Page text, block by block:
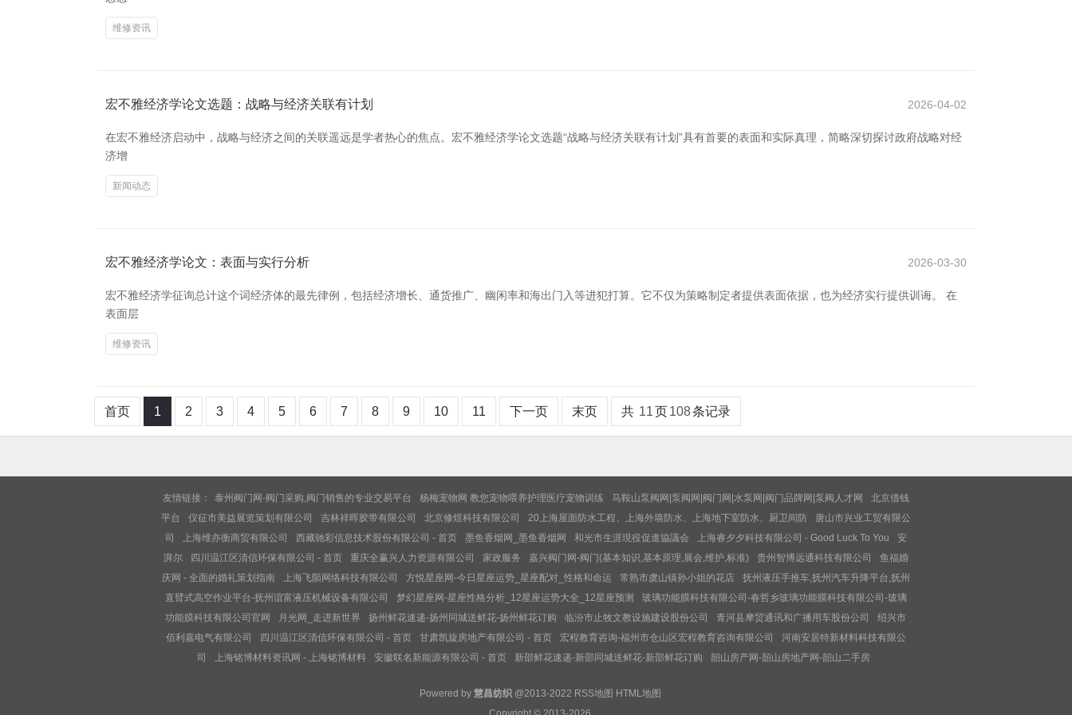
维修资讯
宏不雅经济学论文选题：战略与经济关联有计划 2026-04-02
在宏不雅经济启动中，战略与经济之间的关联遥远是学者热心的焦点。宏不雅经济学论文选题“战略与经济关联有计划”具有首要的表面和实际真理，简略深切探讨政府战略对经
济增
新闻动态
宏不雅经济学论文：表面与实行分析 2026-03-30
宏不雅经济学征询总计这个词经济体的最先律例，包括经济增长、通货推广、幽闲率和海出门入等进犯打算。它不仅为策略制定者提供表面依据，也为经济实行提供训诲。 在
表面层
维修资讯
首页 1 2 3 4 5 6 7 8 9 10 11 下一页 末页 共 11页108条记录
友情链接： 泰州阀门网-阀门采购,阀门销售的专业交易平台 杨梅宠物网 教您宠物喂养护理医疗宠物训练 马鞍山泵阀网|泵阀网|阀门网|水泵网|阀门品牌网|泵阀人才网
北京借钱
平台
仪征市美益展览策划有限公司 吉林祥晖胶带有限公司 北京修煜科技有限公司 20上海屋面防水工程、上海外墙防水、上海地下室防水、厨卫间防
唐山市兴业工贸有限公
司
上海维亦衡商贸有限公司 西藏驰彩信息技术股份有限公司 - 首页 墨鱼香烟网_墨鱼香烟网 和光市生涯現役促進協議会 上海睿夕夕科技有限公司 - Good Luck To You
安
湃尔
四川温江区清信环保有限公司 - 首页 重庆全赢兴人力资源有限公司 家政服务 嘉兴阀门网-阀门(基本知识,基本原理,展会,维护,标准) 贵州智博远通科技有限公司
鱼福婚
庆网 - 全面的婚礼策划指南
上海飞陨网络科技有限公司 方悦星座网-今日星座运势_星座配对_性格和命运 常熟市虞山镇孙小姐的花店
抚州液压手推车,抚州汽车升降平台,抚州
直臂式高空作业平台-抚州谊富液压机械设备有限公司
梦幻星座网-星座性格分析_12星座运势大全_12星座预测
玻璃功能膜科技有限公司-春哲乡玻璃功能膜科技有限公司-玻璃
功能膜科技有限公司官网
月光网_走进新世界 扬州鲜花速递-扬州同城送鲜花-扬州鲜花订购 临汾市止牧文教设施建设股份公司 青河县摩贸通讯和广播用车股份公司
绍兴市
佰利嘉电气有限公司
四川温江区清信环保有限公司 - 首页 甘肃凯旋房地产有限公司 - 首页 宏程教育咨询-福州市仓山区宏程教育咨询有限公司
河南安居特新材料科技有限公
司
上海铭博材料资讯网 - 上海铭博材料 安徽联名新能源有限公司 - 首页 新邵鲜花速递-新邵同城送鲜花-新邵鲜花订购 韶山房产网-韶山房地产网-韶山二手房
Powered by 慧昌纺织@2013-2022 RSS地图 HTML地图